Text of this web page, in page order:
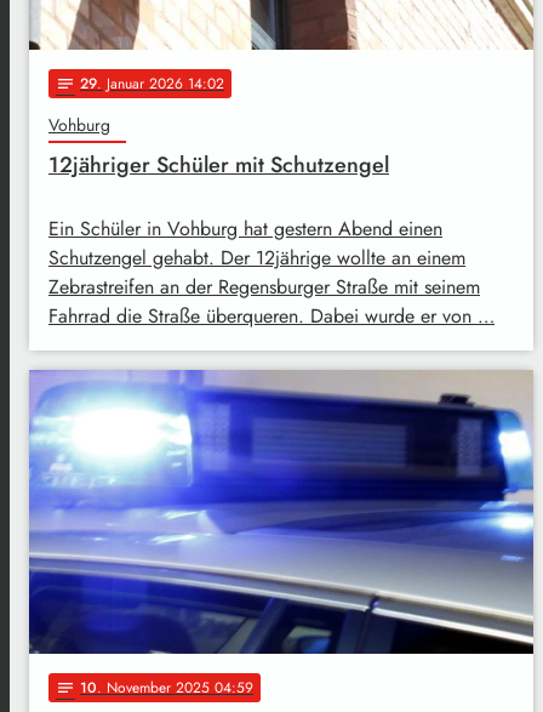
notes 29. Januar 2026 14:02
Vohburg
12jähriger Schüler mit Schutzengel
Ein Schüler in Vohburg hat gestern Abend einen
Schutzengel gehabt. Der 12jährige wollte an einem
Zebrastreifen an der Regensburger Straße mit seinem
Fahrrad die Straße überqueren. Dabei wurde er von …
notes 10. November 2025 04:59